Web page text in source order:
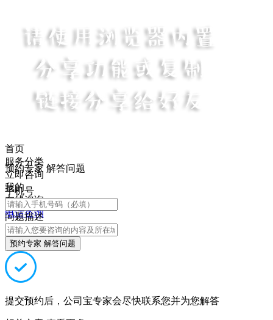
首页
服务分类
立即咨询
我的
在线咨询
电话咨询
预约专家 解答问题
手机号
问题描述
预约专家 解答问题
提交预约后，公司宝专家会尽快联系您并为您解答